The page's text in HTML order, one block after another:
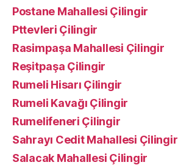
Postane Mahallesi Çilingir
Pttevleri Çilingir
Rasimpaşa Mahallesi Çilingir
Reşitpaşa Çilingir
Rumeli Hisarı Çilingir
Rumeli Kavağı Çilingir
Rumelifeneri Çilingir
Sahrayı Cedit Mahallesi Çilingir
Salacak Mahallesi Çilingir